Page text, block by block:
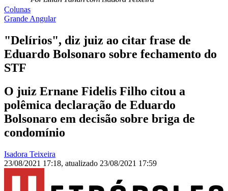
Colunas
Grande Angular
"Delírios", diz juiz ao citar frase de
Eduardo Bolsonaro sobre fechamento do
STF
O juiz Ernane Fidelis Filho citou a
polêmica declaração de Eduardo
Bolsonaro em decisão sobre briga de
condomínio
Isadora Teixeira
23/08/2021 17:18, atualizado 23/08/2021 17:59